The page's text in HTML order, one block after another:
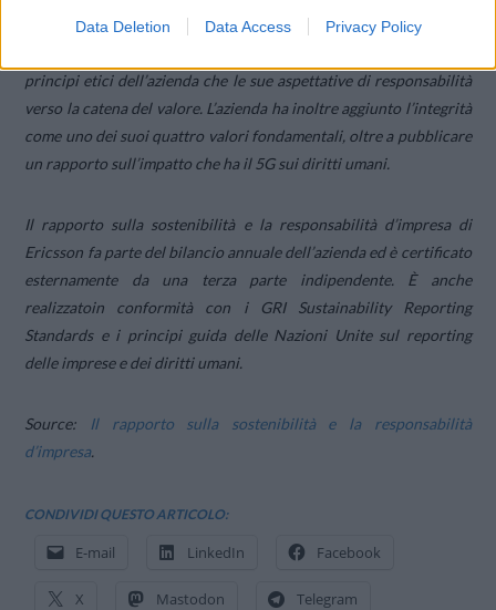
Data Deletion Data Access Privacy Policy
principi etici dell’azienda che le sue aspettative di responsabilità
verso la catena del valore. L’azienda ha inoltre aggiunto l’integrità
come uno dei suoi quattro valori fondamentali, oltre a pubblicare
un rapporto sull’impatto che ha il 5G sui diritti umani.
Il rapporto sulla sostenibilità e la responsabilità d’impresa di
Ericsson fa parte del bilancio annuale dell’azienda ed è certificato
esternamente da una terza parte indipendente. È anche
realizzatoin conformità con i GRI Sustainability Reporting
Standards e i principi guida delle Nazioni Unite sul reporting
delle imprese e dei diritti umani.
Source:
Il rapporto sulla sostenibilità e la responsabilità
d’impresa.
CONDIVIDI QUESTO ARTICOLO:
E-mail LinkedIn Facebook
X Mastodon Telegram